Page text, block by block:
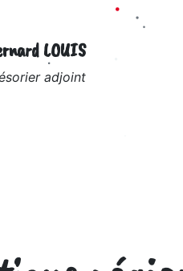
LOUIS
adjoint